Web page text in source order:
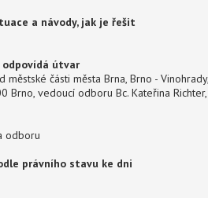
a návody, jak je řešit
odpovídá útvar
městské části města Brna, Brno -
Brno, vedoucí odboru Bc. Kateřina Richter,
odboru
právního stavu ke dni